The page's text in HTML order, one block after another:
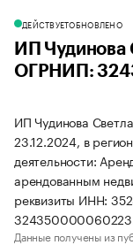
ДЕЙСТВУЕТОБНОВЛЕНО
ИП Чудинова
ОГРНИП:
ИП Чудинова
23.12.2024, в
деятельности:
арендованным
реквизиты ИНН:
Данные получены из